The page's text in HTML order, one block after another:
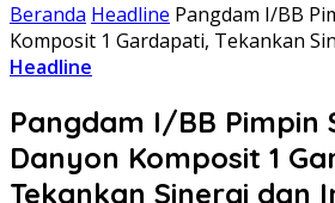
Beranda Headline Pangdam I/BB
Komposit 1 Gardapati, Tekankan
Headline
Pangdam I/BB Pimpin
Danyon Komposit 1
Tekankan Sinergi dan